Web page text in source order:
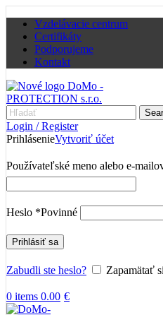
Vzdelávacie centrum
Certifikáty
Podporujeme
Kontakt
Login / Register
PrihlásenieVytvoriť účet
Používateľské meno alebo e-
Heslo *Povinné
Prihlásiť sa
Zabudli ste heslo? Zapamätať si
0 items 0.00 €